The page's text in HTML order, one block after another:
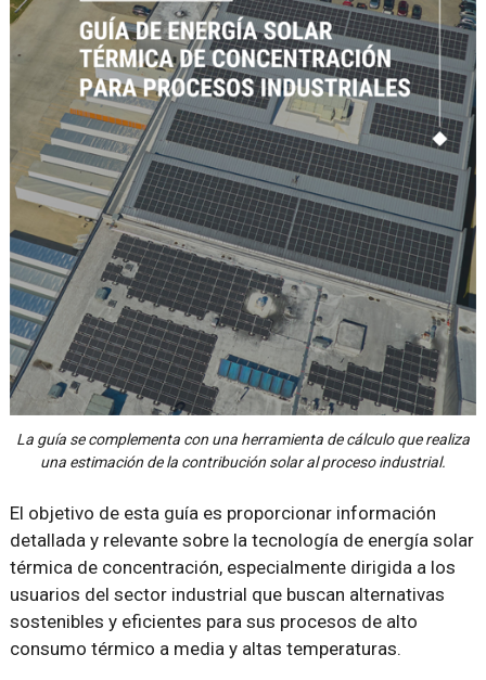
La guía se complementa con una herramienta de cálculo que realiza
una estimación de la contribución solar al proceso industrial.
El objetivo de esta guía es proporcionar información
detallada y relevante sobre la tecnología de energía solar
térmica de concentración, especialmente dirigida a los
usuarios del sector industrial que buscan alternativas
sostenibles y eficientes para sus procesos de alto
consumo térmico a media y altas temperaturas.